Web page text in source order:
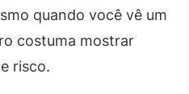
quando você vê um
costuma mostrar
risco.